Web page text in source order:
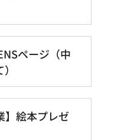
ページ（中
】絵本プレゼ